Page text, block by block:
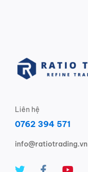
Liên hệ
0762 394 571
info@ratiotrading.vn